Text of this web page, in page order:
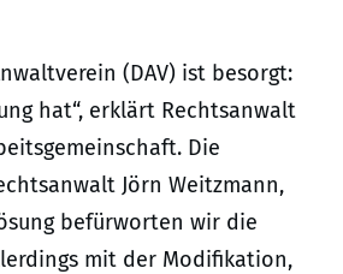
(DAV) ist besorgt:
hat“, erklärt Rechtsanwalt
Die
Jörn Weitzmann,
befürworten wir die
mit der Modifikation,